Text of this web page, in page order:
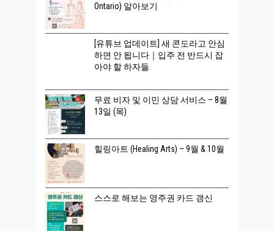
Ontario) 알아보기
[유튜브 업데이트] 새 콘도라고 안심
하면 안 됩니다｜입주 전 반드시 잡
아야 할 하자들.
무료 비자 및 이민 상담 서비스 – 8월
13일 (목)
힐링아트 (Healing Arts) – 9월 & 10월
스스로 해보는 영주권 카드 갱신